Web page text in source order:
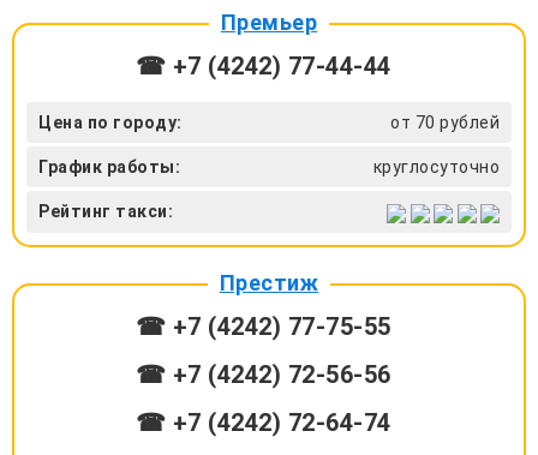
Премьер
☎ +7 (4242) 77‑44-44
Цена по городу: от 70 рублей
График работы: круглосуточно
Рейтинг такси:
Престиж
☎ +7 (4242) 77‑75-55
☎ +7 (4242) 72‑56-56
☎ +7 (4242) 72‑64-74